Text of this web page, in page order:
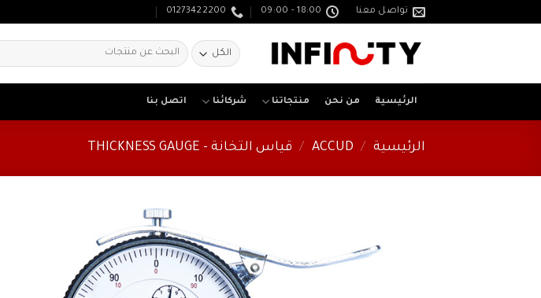
تواصل معنا 18:00 - 09:00
01273422200
البحث
عن:
الرئيسية من نحن منتجاتنا شركائنا اتصل بنا
الرئيسية /
ACCUD
/ قياس التخانة - THICKNESS GAUGE